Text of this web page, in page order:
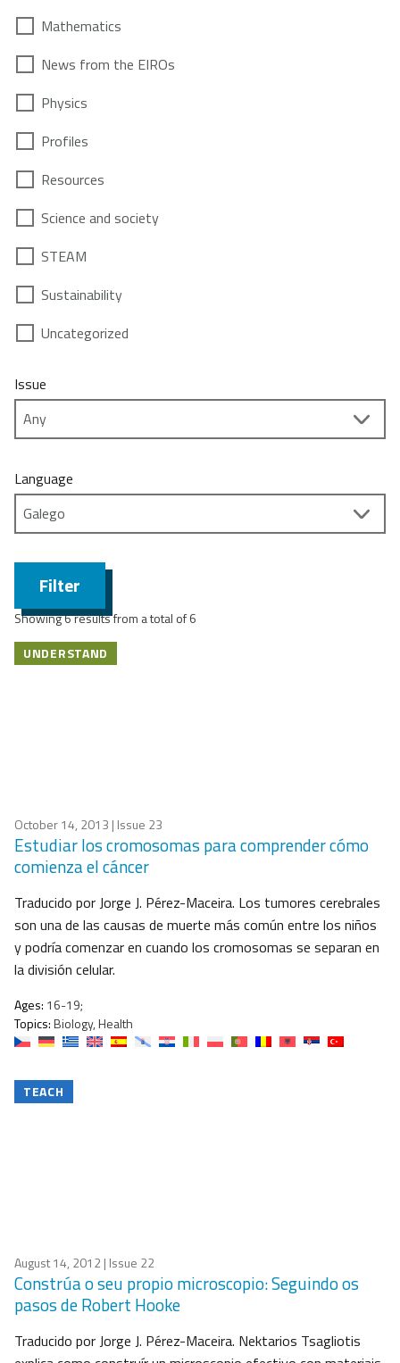
Mathematics
News from the EIROs
Physics
Profiles
Resources
Science and society
STEAM
Sustainability
Uncategorized
Issue
Language
Filter
Showing 6 results from a total of 6
UNDERSTAND
October 14, 2013 | Issue 23
Estudiar los cromosomas para comprender cómo
comienza el cáncer
Traducido por Jorge J. Pérez-Maceira. Los tumores cerebrales
son una de las causas de muerte más común entre los niños
y podría comenzar en cuando los cromosomas se separan en
la división celular.
Ages: 16-19;
Topics:Biology, Health
TEACH
August 14, 2012| Issue 22
Constrúa o seu propio microscopio: Seguindo os
pasos de Robert Hooke
Traducido por Jorge J. Pérez-Maceira. Nektarios Tsagliotis